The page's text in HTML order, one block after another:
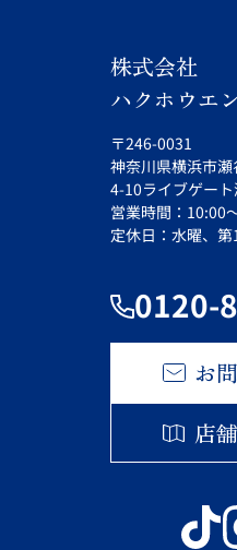
株式会社
ハクホウエ
〒246-0031
神奈川県横浜市
4-10ライブゲー
営業時間：10:00
定休日：水曜、
0120-
お
店